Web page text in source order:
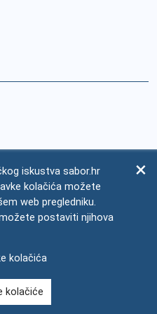
iskustva sabor.hr
kolačića možete
web pregledniku.
postaviti njihova
kolačića
kolačiće